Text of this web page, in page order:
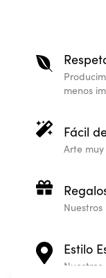
menos
Fácil
Arte
Estilo